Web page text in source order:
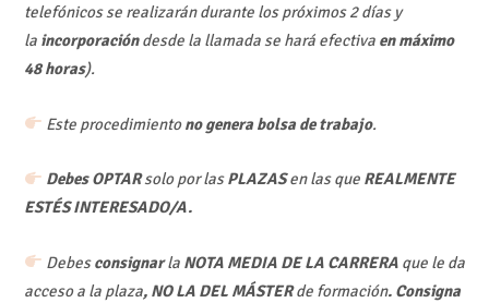
telefónicos se realizarán durante los próximos 2 días y
la incorporacióndesde la llamada se hará efectiva en máximo
48 horas).
Este procedimientono genera bolsa de trabajo.
Debes OPTARsolo por lasPLAZASen las que REALMENTE
ESTÉS INTERESADO/A.
Debesconsignarla NOTA MEDIA DE LA CARRERA que le da
acceso a la plaza, NO LA DEL MÁSTERde formación. Consigna